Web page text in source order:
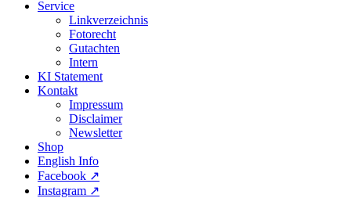
Service
Linkverzeichnis
Fotorecht
Gutachten
Intern
KI Statement
Kontakt
Impressum
Disclaimer
Newsletter
Shop
English Info
Facebook ↗︎
Instagram ↗︎